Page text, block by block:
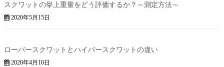
スクワットの挙上重量をどう評価するか？～測定方法～
2020年5月15日
ローバースクワットとハイバースクワットの違い
2020年4月10日